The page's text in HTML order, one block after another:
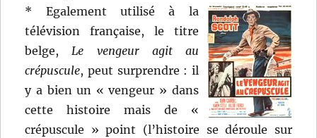
* Egalement utilisé à la
télévision française, le titre
belge,Le vengeur agit au
crépuscule, peut surprendre : il
y a bien un « vengeur » dans
cette histoire mais de «
crépuscule » point (l’histoire se déroule sur